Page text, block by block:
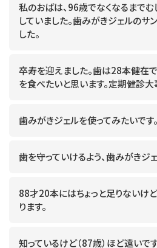
私のおばは、96歳でなくなるまで
していました。歯みがきジェルのサ
した。
卒寿を迎えました。歯は28本健在
を食べたいと思います。定期健診大
歯みがきジェルを使ってみたいです。
歯を守っていけるよう、歯みがきジ
88才20本にはちょっと足りないけ
ります。
知っているけど（87歳）ほど遠いです